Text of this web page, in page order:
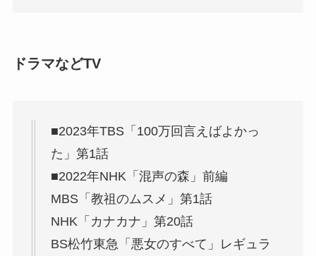
ドラマなどTV
■2023年TBS「100万回言えばよかっ
た」第1話
■2022年NHK「混声の森」前編
MBS「教祖のムスメ」第1話
NHK「カナカナ」第20話
BS松竹東急「悪女のすべて」レギュラ